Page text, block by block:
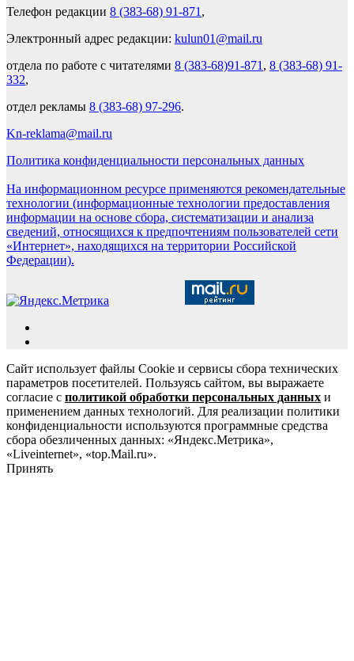
Телефон редакции 8 (383-68) 91-871 ,
Электронный адрес редакции: kulun01@mail.ru
отдела по работе с читателями 8 (383-68)91-871 , 8 (383-68) 91-
332,
отдел рекламы 8 (383-68) 97-296.
Kn-reklama@mail.ru
Политика конфиденциальности персональных данных
На информационном ресурсе применяются рекомендательные
технологии (информационные технологии предоставления
информации на основе сбора, систематизации и анализа
сведений, относящихся к предпочтениям пользователей сети
«Интернет», находящихся на территории Российской
Федерации).
Сайт использует файлы Cookie и сервисы сбора технических
параметров посетителей. Пользуясь сайтом, вы выражаете
согласие с политикой обработки персональных данных и
применением данных технологий. Для реализации политики
конфиденциальности используются программные средства
сбора обезличенных данных: «Яндекс.Метрика»,
«Liveinternet», «top.Mail.ru».
Принять